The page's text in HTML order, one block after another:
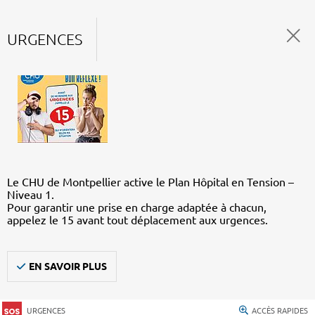
URGENCES
Le CHU de Montpellier active le Plan Hôpital en Tension –
Niveau 1.
Pour garantir une prise en charge adaptée à chacun,
appelez le 15 avant tout déplacement aux urgences.
EN SAVOIR PLUS
URGENCES ACCÈS RAPIDES